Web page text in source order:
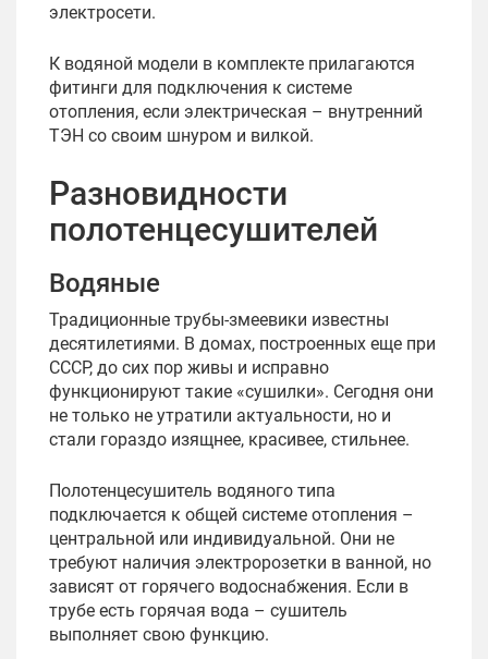
электросети.
К водяной модели в комплекте прилагаются
фитинги для подключения к системе
отопления, если электрическая – внутренний
ТЭН со своим шнуром и вилкой.
Разновидности
полотенцесушителей
Водяные
Традиционные трубы-змеевики известны
десятилетиями. В домах, построенных еще при
СССР, до сих пор живы и исправно
функционируют такие «сушилки». Сегодня они
не только не утратили актуальности, но и
стали гораздо изящнее, красивее, стильнее.
Полотенцесушитель водяного типа
подключается к общей системе отопления –
центральной или индивидуальной. Они не
требуют наличия электророзетки в ванной, но
зависят от горячего водоснабжения. Если в
трубе есть горячая вода – сушитель
выполняет свою функцию.